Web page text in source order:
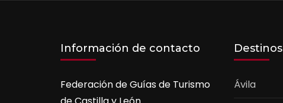
Información de contacto
Federación de Guías de Turismo
Destinos
Ávila